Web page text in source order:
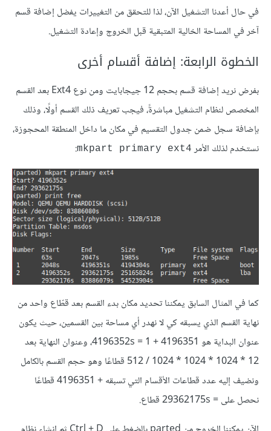
في حال أعدنا التشغيل الآن، لذا للتحقق من التغييرات يفضل إضافة قسم
آخر في المساحة الخالية المتبقية قبل الخروج وإعادة التشغيل.
الخطوة الرابعة: إضافة أقسام أخرى
بفرض نريد إضافة قسم بحجم 12 جيجابايت ومن نوع Ext4 بعد القسم
المخصص لنظام التشغيل مباشرةً، فيجب تعريف ذلك القسم أولًا، وذلك
بإضافة سجل ضمن جدول التقسيم في مكان ما داخل المنطقة المحجوزة،
نستخدم لذلك الأمر mkpart primary ext4
:
كما في المثال السابق يمكننا تحديد مكان بدء القسم بعد قطّاع واحد من
نهاية القسم الذي يسبقه كي لا نهدر أي مساحة بين القسمين، حيث يكون
عنوان البداية هو 4196351 + 1 = 4196352s، وعنوان النهاية بعد
12 * 1024 * 1024 * 1024 / 512 قطاعًا وهو حجم القسم بالكامل
ونضيف إليه عدد قطاعات الأقسام التي تسبقه + 4196351 قطاعًا
نحصل على = 29362175s قطاع.